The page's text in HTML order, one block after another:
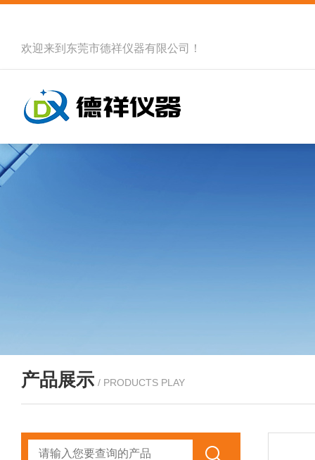
欢迎来到 东莞市德祥仪器有限公司 ！
产品展示 / PRODUCTS PLAY